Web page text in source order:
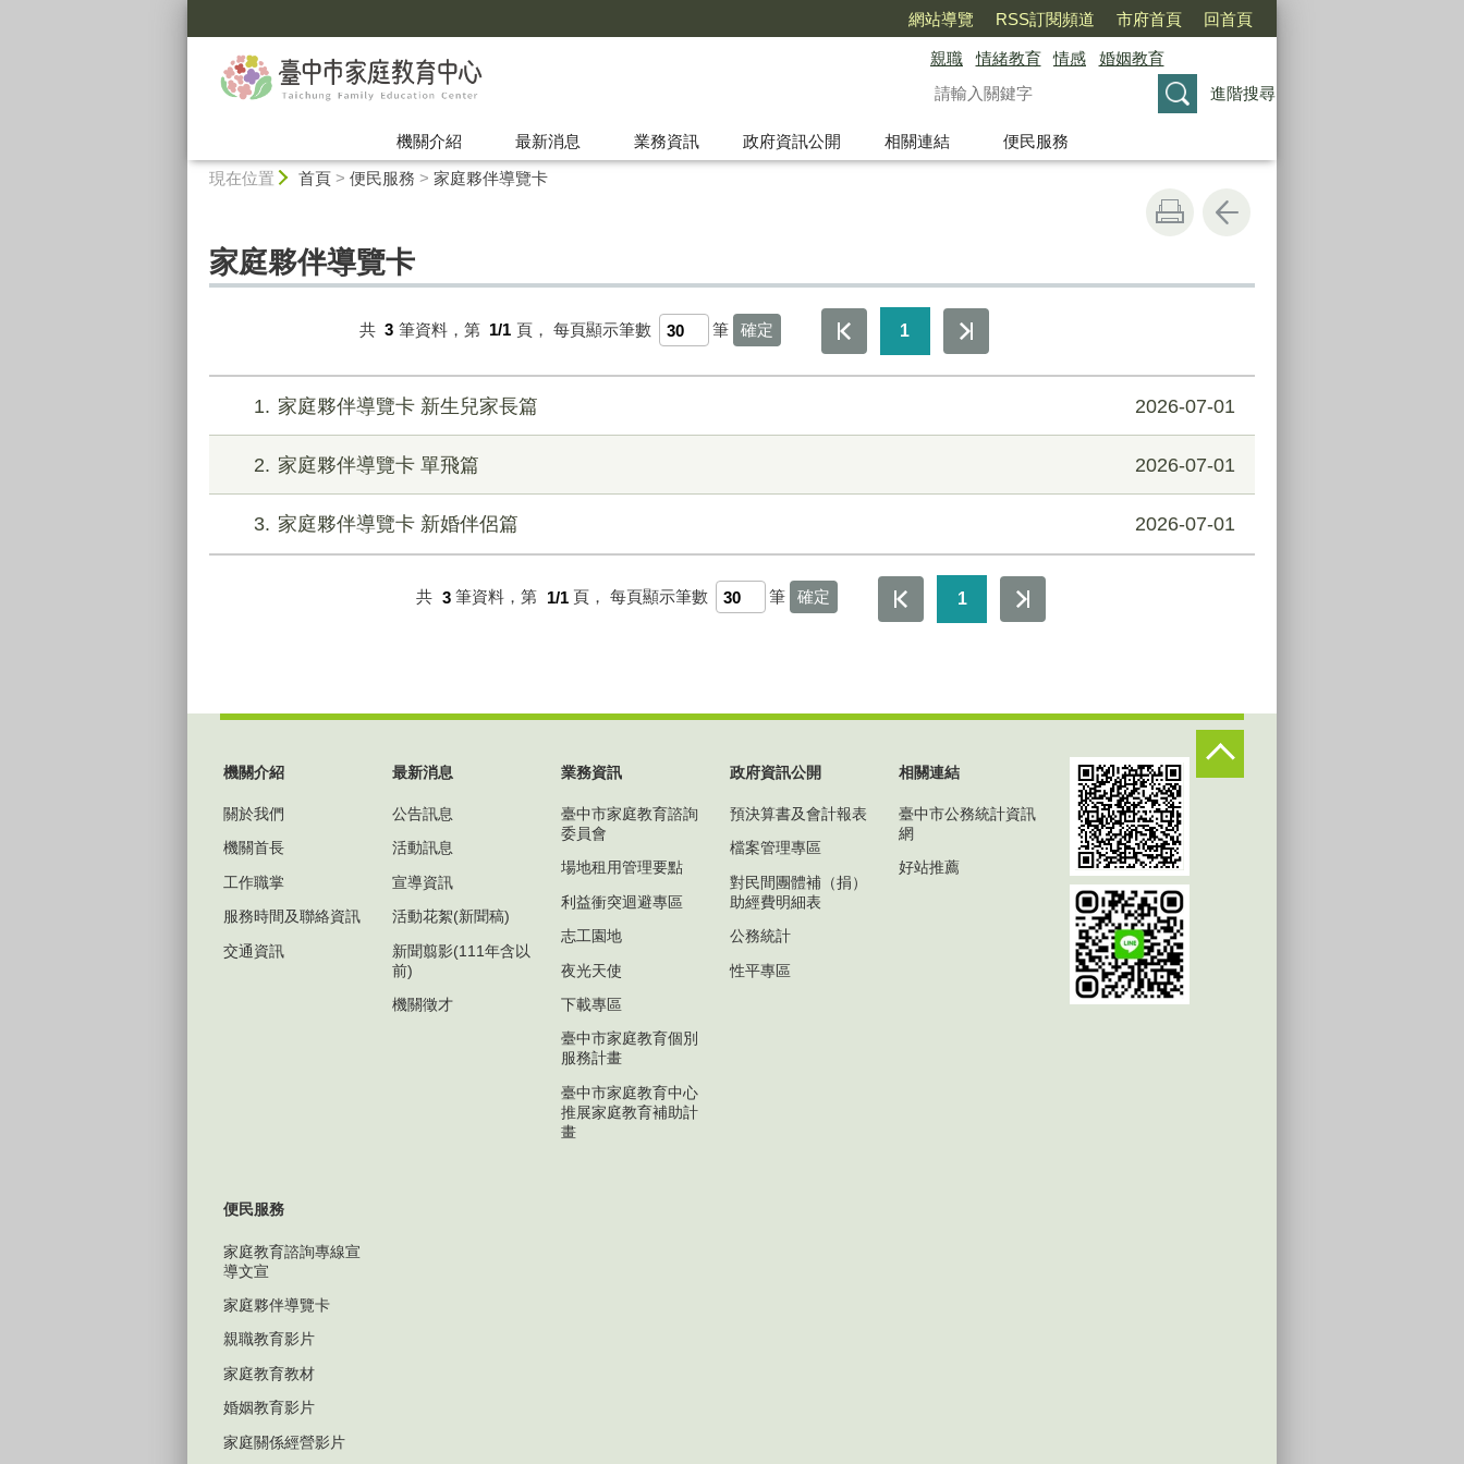
網站導覽 RSS訂閱頻道 市府首頁 回首頁
親職 情緒教育 情感
婚姻教育
進階搜尋
機關介紹 最新消息 業務資訊 政府資訊公開 相關連結
便民服務
現在位置 首頁> 便民服務 > 家庭夥伴導覽卡
家庭夥伴導覽卡
共 3 筆資料，第 1/1 頁， 每頁顯示筆數 筆 1
1 家庭夥伴導覽卡 新生兒家長篇 2026-07-01
2 家庭夥伴導覽卡 單飛篇 2026-07-01
3 家庭夥伴導覽卡 新婚伴侶篇 2026-07-01
共 3 筆資料，第 1/1 頁， 每頁顯示筆數 筆 1
機關介紹
關於我們
機關首長
工作職掌
服務時間及聯絡資訊
交通資訊
最新消息
公告訊息
活動訊息
宣導資訊
活動花絮(新聞稿)
新聞翦影(111年含以
前)
機關徵才
業務資訊
臺中市家庭教育諮詢
委員會
場地租用管理要點
利益衝突迴避專區
志工園地
夜光天使
下載專區
臺中市家庭教育個別
服務計畫
臺中市家庭教育中心
推展家庭教育補助計
畫
政府資訊公開
預決算書及會計報表
檔案管理專區
對民間團體補（捐）
助經費明細表
公務統計
性平專區
相關連結
臺中市公務統計資訊
網
好站推薦
便民服務
家庭教育諮詢專線宣
導文宣
家庭夥伴導覽卡
親職教育影片
家庭教育教材
婚姻教育影片
家庭關係經營影片